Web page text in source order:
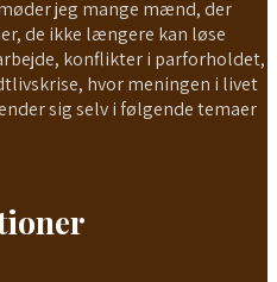
jeg mange mænd, der
de ikke længere kan løse
konflikter i parforholdet,
hvor meningen i livet
sig selv i følgende temaer